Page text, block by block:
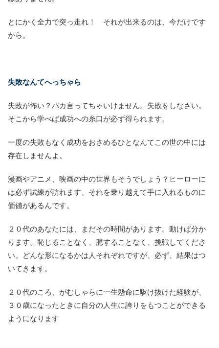
とにかく全力で突っ走れ！ それが出来るのは、今だけです
から。
失敗なんてへっちゃら
失敗が怖い？バカ言ってちゃいけません。失敗をしなさい。
そこから学べば成功への糸口が必ず得られます。
一度の失敗もなく成功をおさめるひとなんてこの世の中には
存在しませんよ。
漫画やアニメ、映画の中の世界もそうでしょう？ヒーローに
は必ず試練が訪れます、それを乗り越えて手に入れるものに
価値があるんです。
２０代のあなたには、まだその時間があります。動けば分か
ります。恥じることなく、臆することなく、挑戦してくださ
い。どんな形になるかは人それぞれですが、必ず、結果はつ
いてきます。
２０代のころ、がむしゃらに一生懸命に駆け抜けた経験が、
３０歳になったときに自分の人生に誇りをもつことができる
ようになります